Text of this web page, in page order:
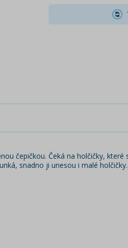
čepičkou. Čeká na holčičky,
snadno ji unesou i malé holčičky.